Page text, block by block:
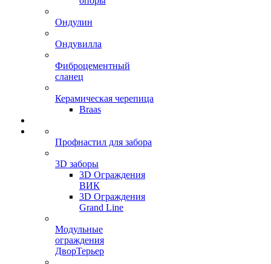
Ондулин
Ондувилла
Фиброцементный
сланец
Керамическая черепица
Braas
Профнастил для забора
3D заборы
3D Ограждения
ВИК
3D Ограждения
Grand Line
Модульные
ограждения
ДворТерьер